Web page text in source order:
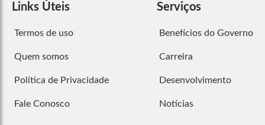
Links Úteis
Termos de uso
Quem somos
Política de Privacidade
Fale Conosco
Serviços
Benefícios do Governo
Carreira
Desenvolvimento
Notícias